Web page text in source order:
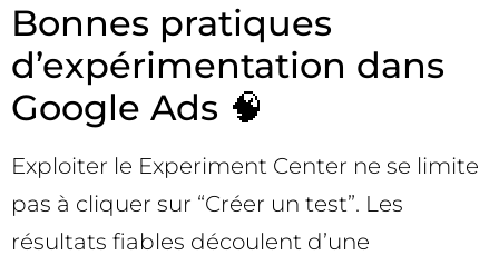
Bonnes pratiques
d’expérimentation dans
Google Ads 🧠
Exploiter le Experiment Center ne se limite
pas à cliquer sur “Créer un test”. Les
résultats fiables découlent d’une